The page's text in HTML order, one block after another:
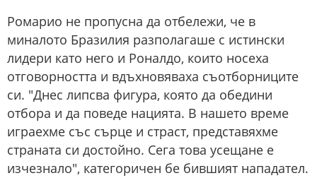
Ромарио не пропусна да отбележи, че в
миналото Бразилия разполагаше с истински
лидери като него и Роналдо, които носеха
отговорността и вдъхновяваха съотборниците
си. "Днес липсва фигура, която да обедини
отбора и да поведе нацията. В нашето време
играехме със сърце и страст, представяхме
страната си достойно. Сега това усещане е
изчезнало", категоричен бе бившият нападател.